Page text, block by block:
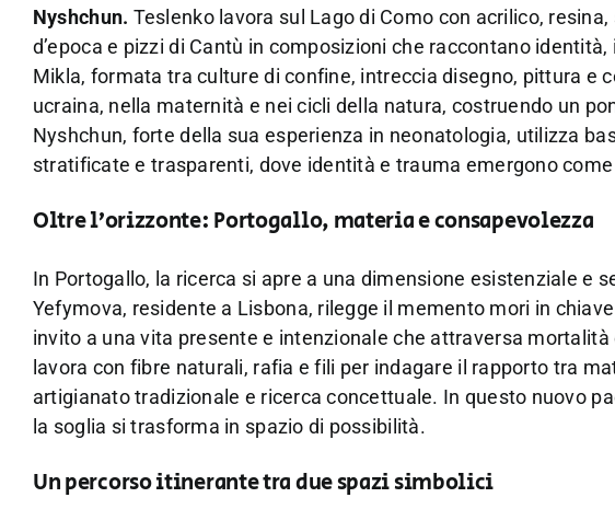
Nyshchun. Teslenko lavora sul Lago di Como con acrilico,
d’epoca e pizzi di Cantù in composizioni che raccontano
Mikla, formata tra culture di confine, intreccia disegno, pittura e
ucraina, nella maternità e nei cicli della natura, costruendo un
Nyshchun, forte della sua esperienza in neonatologia, utilizza
stratificate e trasparenti, dove identità e trauma emergono
Oltre l’orizzonte: Portogallo, materia e consapevolezza
In Portogallo, la ricerca si apre a una dimensione esistenziale e
Yefymova, residente a Lisbona, rilegge il memento mori in
invito a una vita presente e intenzionale che attraversa
lavora con fibre naturali, rafia e fili per indagare il rapporto tra
artigianato tradizionale e ricerca concettuale. In questo nuovo
la soglia si trasforma in spazio di possibilità.
Un percorso itinerante tra due spazi simbolici